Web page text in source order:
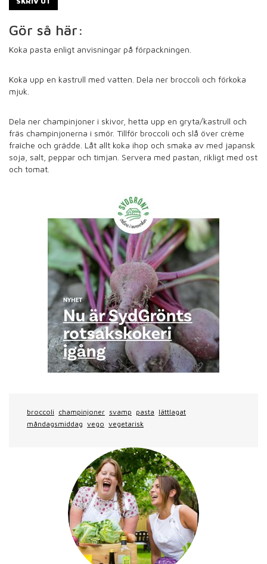
Gör så här:
Koka pasta enligt anvisningar på förpackningen.
Koka upp en kastrull med vatten. Dela ner broccoli och förkoka
mjuk.
Dela ner champinjoner i skivor, hetta upp en gryta/kastrull och
fräs champinjonerna i smör. Tillför broccoli och slå över crème
fraîche och grädde. Låt allt koka ihop och smaka av med japansk
soja, salt, peppar och timjan. Servera med pastan, rikligt med ost
och tomat.
broccoli champinjoner svamp pasta lättlagat
måndagsmiddag vego vegetarisk